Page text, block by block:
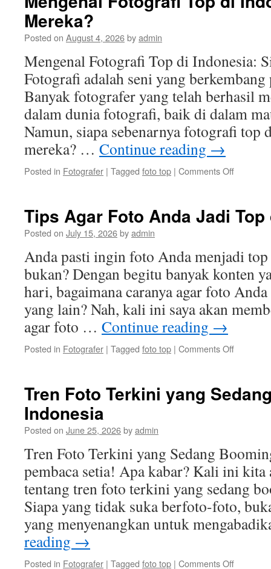
Mereka?
Posted on August 4, 2026byadmin
Mengenal Fotografi Top di Indonesia:
Fotografi adalah seni yang
Banyak fotografer yang telah berhasil
dalam dunia fotografi, baik di dalam
Namun, siapa sebenarnya fotografi top
mereka? … Continue reading →
Posted in Fotografer | Tagged foto top | Comments Offon
Mereka?
Tips Agar Foto Anda Jadi
Posted on July 15, 2026byadmin
Anda pasti ingin foto Anda menjadi
bukan? Dengan begitu banyak konten
hari, bagaimana caranya agar foto
yang lain? Nah, kali ini saya akan
agar foto … Continue reading →
Posted in Fotografer | Tagged foto top | Comments Offon
Anda
Sosial
Tren Foto Terkini yang
Indonesia
Posted on June 25, 2026byadmin
Tren Foto Terkini yang Sedang
pembaca setia! Apa kabar? Kali ini kita
tentang tren foto terkini yang sedang
Siapa yang tidak suka berfoto-foto,
yang menyenangkan untuk
reading →
Posted in Fotografer | Tagged foto top | Comments Offon